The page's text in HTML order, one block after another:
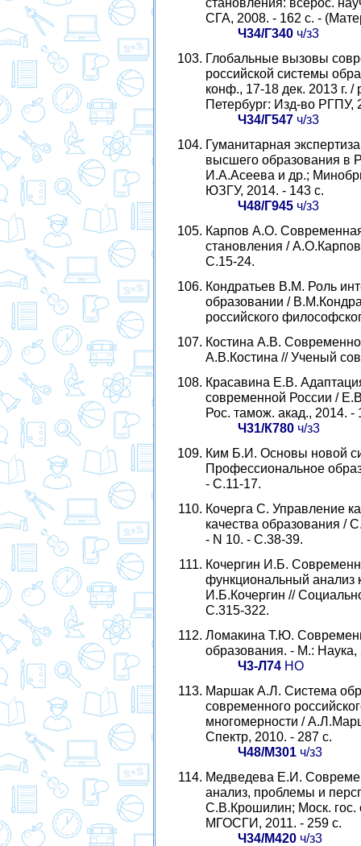
СГА, 2008. - 162 с. -
Ч34/Г340ч/з3
Глобальные вызовы
российской системы
конф., 17-18 дек. 2013 г.
Петербург: Изд-во РГПУ,
Ч34/Г547ч/з3
Гуманитарная
высшего образования в
И.А.Асеева и др.;
ЮЗГУ, 2014. - 143 с.
Ч48/Г945ч/з3
Карпов А.О.
становления /
С.15-24.
Кондратьев В.М. Роль
образовании /
росcийского
Костина А.В.
А.В.Костина // Ученый
Красавина Е.В.
современной России /
Рос. тамож. акад., 2014. -
Ч31/К780ч/з3
Ким Б.И. Основы новой
Профессиональное
- С.11-17.
Кочерга С. Управление
качества образования /
- N 10. - С.38-39.
Кочергин И.Б.
функциональный анализ
И.Б.Кочергин //
С.315-322.
Ломакина Т.Ю.
образования. - М.: Наука,
Ч3-Л74НО
Маршак А.Л. Система
современного
многомерности /
Спектр, 2010. - 287 с.
Ч48/М301ч/з3
Медведева Е.И.
анализ, проблемы и
С.В.Крошилин; Моск. гос.
МГОСГИ, 2011. - 259 с.
Ч34/М420ч/з3